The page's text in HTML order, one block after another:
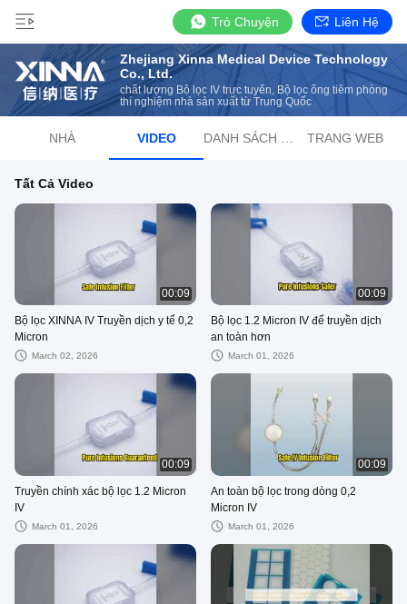
Trò Chuyện Liên Hệ
Zhejiang Xinna Medical Device Technology
Co., Ltd.
chất lượng Bộ lọc IV trực tuyến, Bộ lọc ống tiêm phòng
thí nghiệm nhà sản xuất từ Trung Quốc
NHÀ VIDEO TRANG WEB
Tất Cả Video
00:09
Bộ lọc XINNA IV Truyền dịch y tế 0,2
Micron
March 02, 2026
00:09
Bộ lọc 1.2 Micron IV để truyền dịch
an toàn hơn
March 01, 2026
00:09
Truyền chính xác bộ lọc 1.2 Micron
IV
March 01, 2026
00:09
An toàn bộ lọc trong dòng 0,2
Micron IV
March 01, 2026